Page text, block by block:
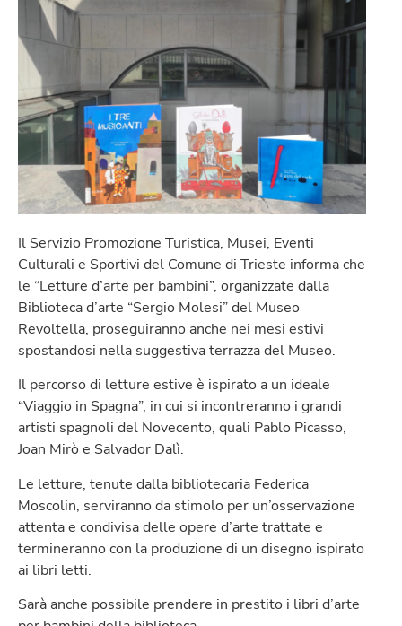
Il Servizio Promozione Turistica, Musei, Eventi
Culturali e Sportivi del Comune di Trieste informa che
le “Letture d’arte per bambini”, organizzate dalla
Biblioteca d’arte “Sergio Molesi” del Museo
Revoltella, proseguiranno anche nei mesi estivi
spostandosi nella suggestiva terrazza del Museo.
Il percorso di letture estive è ispirato a un ideale
“Viaggio in Spagna”, in cui si incontreranno i grandi
artisti spagnoli del Novecento, quali Pablo Picasso,
Joan Mirò e Salvador Dalì.
Le letture, tenute dalla bibliotecaria Federica
Moscolin, serviranno da stimolo per un’osservazione
attenta e condivisa delle opere d’arte trattate e
termineranno con la produzione di un disegno ispirato
ai libri letti.
Sarà anche possibile prendere in prestito i libri d’arte